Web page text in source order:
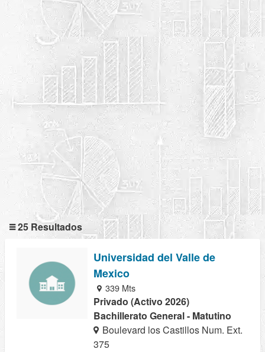
25 Resultados
Universidad del Valle de
Mexico
339 Mts
Privado (Activo 2026)
Bachillerato General - Matutino
Boulevard los Castillos Num. Ext.
375